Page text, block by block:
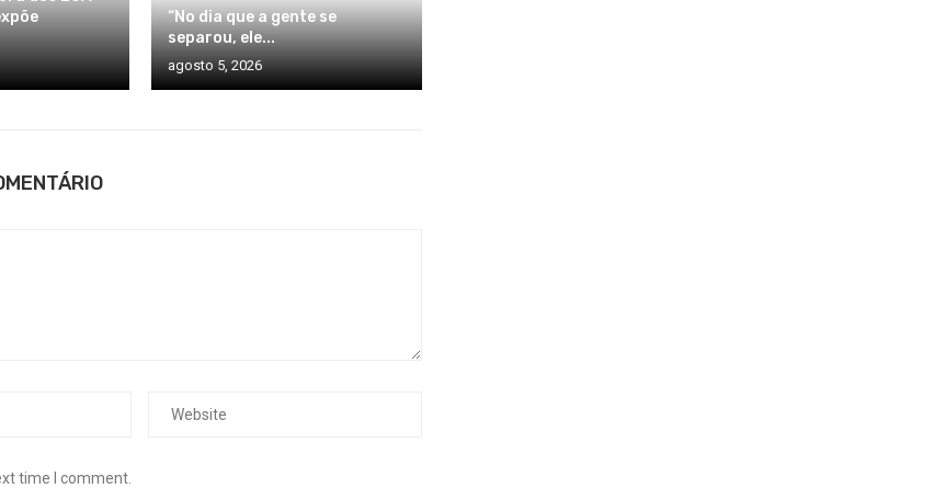
“No dia que a gente se
separou, ele...
agosto 5, 2026
time I comment.